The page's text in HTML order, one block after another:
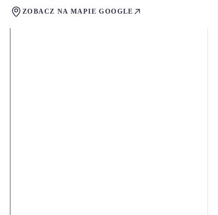
ZOBACZ NA MAPIE GOOGLE